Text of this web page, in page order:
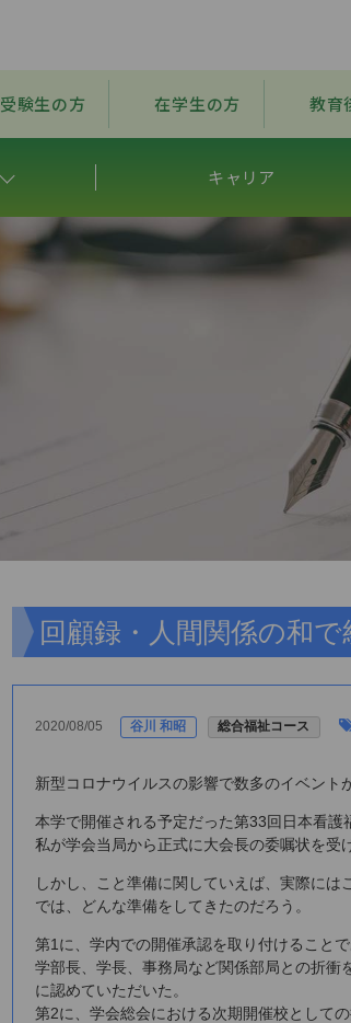
受験生の方 在学生の方 教育
キャリア
回顧録・人間関係の和
2020/08/05 谷川 和昭 総合福祉コース
新型コロナウイルスの影響で数多のイベント
本学で開催される予定だった第33回日本看護
私が学会当局から正式に大会長の委嘱状を受
しかし、こと準備に関していえば、実際には
では、どんな準備をしてきたのだろう。
第1に、学内での開催承認を取り付けることで
学部長、学長、事務局など関係部局との折
に認めていただいた。
第2に、学会総会における次期開催校としての